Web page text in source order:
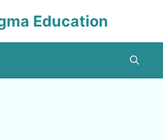
Education